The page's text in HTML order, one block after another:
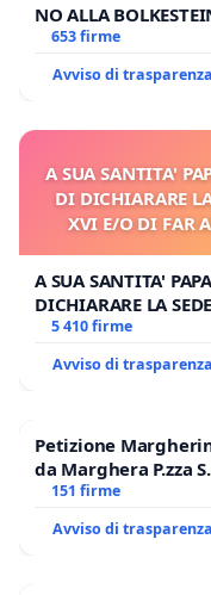
NO ALLA
653 firme
Avviso di trasparenza
A SUA SANTITA'
DI DICHIARARE
XVI E/O DI FAR
A SUA SANTITA'
DICHIARARE LA
E/O DI FAR APRIRE
5 410 firme
Avviso di trasparenza
Petizione
da Marghera P.zza
Polo tariffa a € 1,50
151 firme
Avviso di trasparenza